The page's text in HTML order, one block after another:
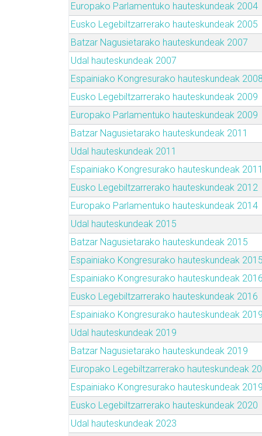
Europako Parlamentuko hauteskundeak 2004
Eusko Legebiltzarrerako hauteskundeak 2005
Batzar Nagusietarako hauteskundeak 2007
Udal hauteskundeak 2007
Espainiako Kongresurako hauteskundeak 2008
Eusko Legebiltzarrerako hauteskundeak 2009
Europako Parlamentuko hauteskundeak 2009
Batzar Nagusietarako hauteskundeak 2011
Udal hauteskundeak 2011
Espainiako Kongresurako hauteskundeak 2011
Eusko Legebiltzarrerako hauteskundeak 2012
Europako Parlamentuko hauteskundeak 2014
Udal hauteskundeak 2015
Batzar Nagusietarako hauteskundeak 2015
Espainiako Kongresurako hauteskundeak 2015
Espainiako Kongresurako hauteskundeak 2016
Eusko Legebiltzarrerako hauteskundeak 2016
Espainiako Kongresurako hauteskundeak 2019
Udal hauteskundeak 2019
Batzar Nagusietarako hauteskundeak 2019
Europako Legebiltzarrerako hauteskundeak
Espainiako Kongresurako hauteskundeak 2019
Eusko Legebiltzarrerako hauteskundeak 2020
Udal hauteskundeak 2023